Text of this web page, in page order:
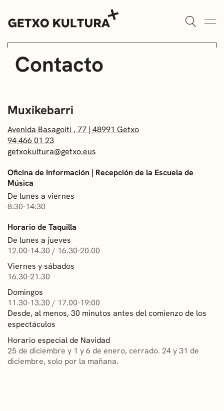
AGENDA
CONTACTO
ENTRADAS
AULAS DE CULTURA
BIBLIOTECAS
CONVOCATORIAS
NOTICIAS
GETXO KULTURA
ASOCIACIONES CULTURALES
AULAS DE CULTURA
ROMO
Contacto
Avenida Basagoiti , 77 | 48991 Getxo
94 466 01 23
getxokultura@getxo.eus
Oficina de Información | Recepción de la Escuela de
Música
De lunes a viernes
8:30-14:30
Horario de Taquilla
De lunes a jueves
12.00-14.30 / 16.30-20.00
Viernes y sábados
16.30-21.30
Domingos
11.30-13.30 / 17.00-19:00
Desde, al menos, 30 minutos antes del comienzo de los
espectáculos
Horario especial de Navidad
25 de diciembre y 1 y 6 de enero, cerrado. 24 y 31 de
diciembre, solo por la mañana.